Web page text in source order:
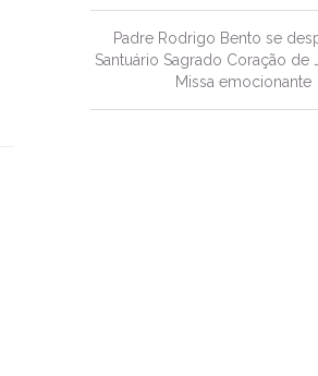
Padre Rodrigo Bento se
Santuário Sagrado Coração de
Missa emocionante